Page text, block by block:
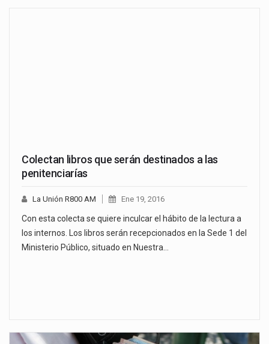
Colectan libros que serán destinados a las
penitenciarías
La Unión R800 AM Ene 19, 2016
Con esta colecta se quiere inculcar el hábito de la lectura a
los internos. Los libros serán recepcionados en la Sede 1 del
Ministerio Público, situado en Nuestra…